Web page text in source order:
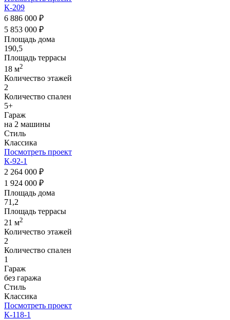
К-209
6 886 000 ₽
5 853 000 ₽
Площадь дома
190,5
Площадь террасы
18 м2
Количество этажей
2
Количество спален
5+
Гараж
на 2 машины
Стиль
Классика
Посмотреть проект
К-92-1
2 264 000 ₽
1 924 000 ₽
Площадь дома
71,2
Площадь террасы
21 м2
Количество этажей
2
Количество спален
1
Гараж
без гаража
Стиль
Классика
Посмотреть проект
К-118-1